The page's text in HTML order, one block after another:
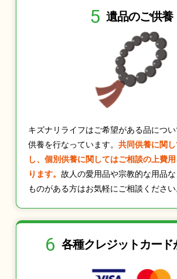
5 遺品のご供養
キズナリライフはご希望がある品につ
供養を行なっています。 共同供養に関
し、個別供養に関してはご相談の上費
ります。 故人の愛用品や宗教的な用品
ものがある方はお気軽にご相談ください
6 各種クレジットカード